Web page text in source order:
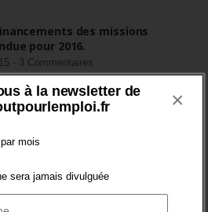
à la newsletter de
mois
sera jamais divulguée
×
des missions
pour 2016.
- 3 Commentaires
SUR LES POLITIQUES